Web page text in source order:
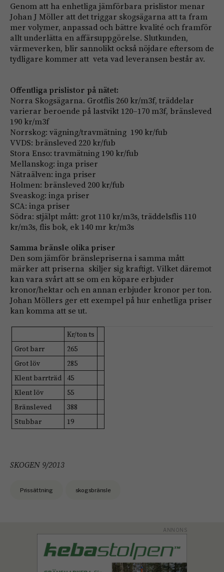
Genom att ha enhetliga jämförbara prislistor menar
Johan J Möller att det triggar skogsägarna att ta fram
mer volymer, anpassad och bättre kvalité och framför
allt underlätta en affärsuppgörelse. Slutkunden,
värmeverken, blir sannolikt också nöjdare eftersom de
tydligare kommer att veta vad leveransen består av.
Offentliga prislistor på nätet:
Norra Skogsägarna. Grotflis 260 kr/m3f, träddelar
varierar beroende på lastvikt 120–170 m3f, bränsleved
190 kr/m3f
Norrskog: vägning/travmätning 190 kr/fub
VVDS: bränsleved 220 kr/fub
Stora Enso: travmätning 190 kr/fub
Mellanskog: inga priser
Nätraälven: inga priser
Holmen: bränsleved 200 kr/fub
Sveaskog: inga priser
SCA: inga priser
Södra: stjälpt mått: grot 110 kr/m3s, träddelsflis 110
kr/m3s, flis bok, ek 140 mr kr/m3s
Samma bränsle olika priser
Den som jämför bränslepriserna i samma mått
märker att priserna skiljer sig kraftigt. Vilket däremot
kan vara svårt att se om en köpare erbjuder
kronor/hektar och en annan erbjuder kronor per ton.
Johan Möllers ger ett exempel på hur enhetliga priser
kan komma att se ut.
Kr/ton ts
Grot barr
265
Grot löv
285
Klent barrträd 45
Klent löv
55
Bränsleved
388
Stubbar
19
SKOGEN 9/2013
Prissättning skogsbränsle